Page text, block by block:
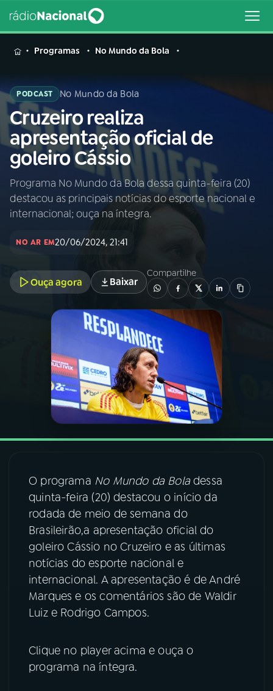
MENU
Buscar
na
Rádio
Nacional
Buscar
AO VIVO
INÍCIO
PODCASTS
VIDEOCASTS
08 FESTIVAL DE MÚSICA
ACOMPANHE A RÁDIO NACIONAL
YouTube Facebook
Instagram X
Programas No Mundo da Bola
PODCAST No Mundo da Bola
Cruzeiro realiza
apresentação oficial de
goleiro Cássio
Programa No Mundo da Bola dessa quinta-feira (20)
destacou as principais notícias do esporte nacional e
internacional; ouça na íntegra.
NO AR EM20/06/2024, 21:41
Ouça agora Baixar
Compartilhe
O programa No Mundo da Boladessa
quinta-feira (20) destacou o início da
rodada de meio de semana do
Brasileirão,a apresentação oficial do
goleiro Cássio no Cruzeiro e as últimas
notícias do esporte nacional e
internacional. A apresentação é de André
Marques e os comentários são de Waldir
Luiz e Rodrigo Campos.
Clique no player acima e ouça o
programa na íntegra.